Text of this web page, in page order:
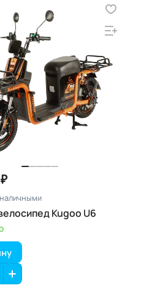
наличными
Kugoo U6